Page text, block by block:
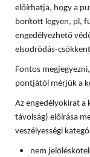
előírhatja, hogy a
borított legyen, pl,
engedélyezhető
elsodródás-
Fontos
pontjától mérjük a
Az engedélyokirat a
távolság) előírása
veszélyességi
nem